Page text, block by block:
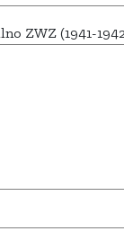
ZWZ (1941-